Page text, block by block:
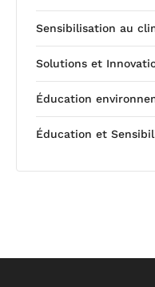
Sensibilisation au
Solutions et
Éducation
Éducation et